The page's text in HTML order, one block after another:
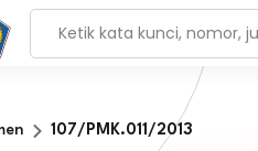
107/PMK.011/2013